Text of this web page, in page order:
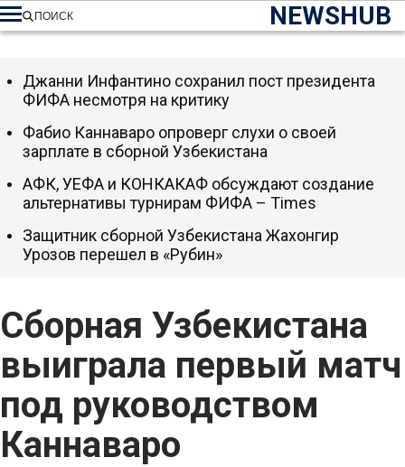
NEWSHUB
ПОИСК
Сборная Узбекистана
выиграла первый матч
под руководством
Каннаваро
Джанни Инфантино сохранил пост президента
ФИФА несмотря на критику
Фабио Каннаваро опроверг слухи о своей
зарплате в сборной Узбекистана
АФК, УЕФА и КОНКАКАФ обсуждают создание
альтернативы турнирам ФИФА – Times
Защитник сборной Узбекистана Жахонгир
Урозов перешел в «Рубин»